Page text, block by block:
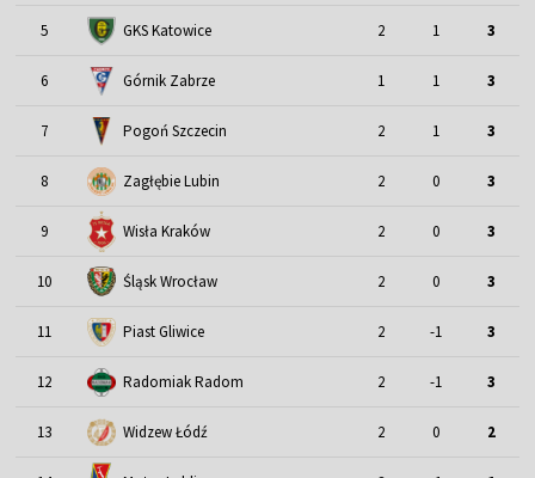
5 GKS Katowice 2 1 3
6 Górnik Zabrze 1 1 3
7 Pogoń Szczecin 2 1 3
8 Zagłębie Lubin 2 0 3
9 Wisła Kraków 2 0 3
10 Śląsk Wrocław 2 0 3
11 Piast Gliwice 2 -1 3
12 Radomiak Radom 2 -1 3
13 Widzew Łódź 2 0 2